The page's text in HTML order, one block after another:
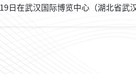
日在武汉国际博览中心（湖北省武